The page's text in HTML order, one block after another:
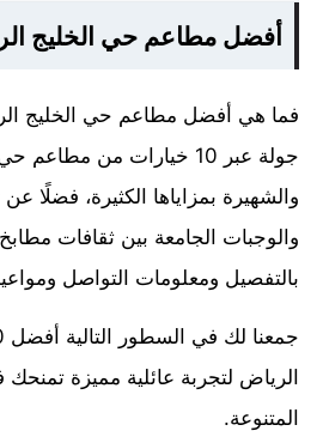
أفضل مطاعم حي الخليج
فما هي أفضل مطاعم حي الخليج
جولة عبر 10 خيارات من
والشهيرة بمزاياها الكثيرة، فضلًا
والوجبات الجامعة بين ثقافات
بالتفصيل ومعلومات التواصل
الرياض لتجربة عائلية مميزة
المتنوعة.